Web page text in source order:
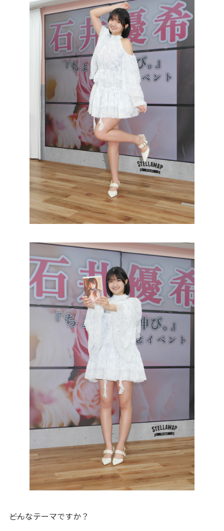
――どんなテーマですか？